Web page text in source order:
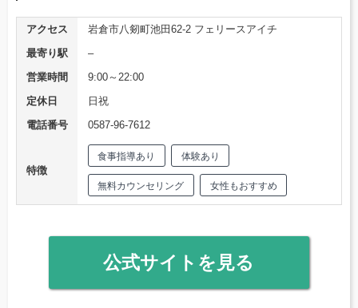
アクセス
岩倉市八剱町池田62-2 フェリースアイチ
最寄り駅
–
営業時間
9:00～22:00
定休日
日祝
電話番号
0587-96-7612
特徴
食事指導あり 体験あり
無料カウンセリング 女性もおすすめ
公式サイトを見る